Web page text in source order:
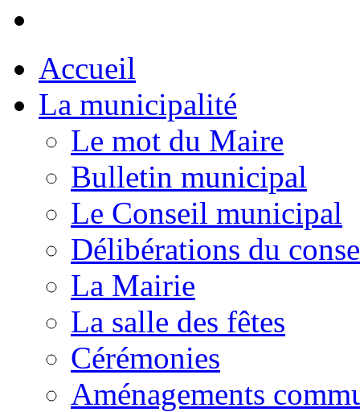
Accueil
La municipalité
Le mot du Maire
Bulletin municipal
Le Conseil municipal
Délibérations du
La Mairie
La salle des fêtes
Cérémonies
Aménagements